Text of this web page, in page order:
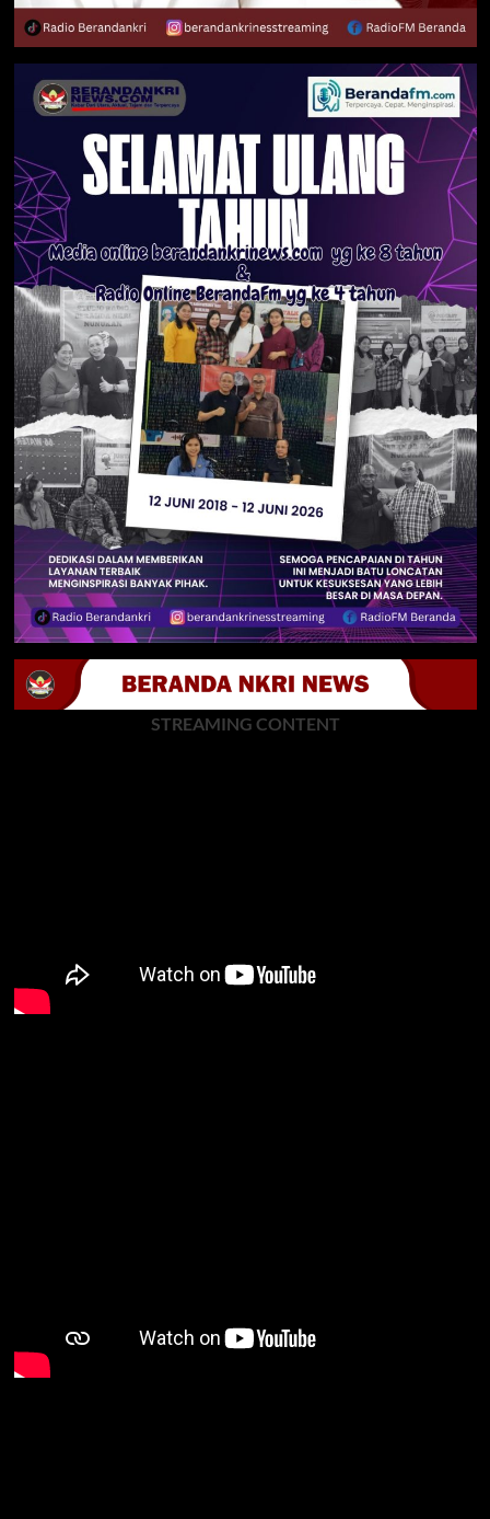
STREAMING CONTENT